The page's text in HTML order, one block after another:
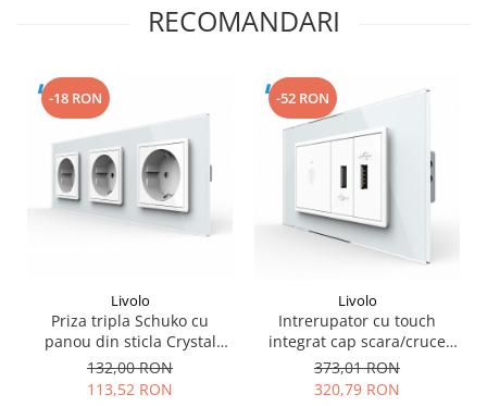
RECOMANDARI
-18 RON
Livolo
Priza tripla Schuko cu
panou din sticla Crystal
Livolo
132,00 RON
113,52 RON
-52 RON
Livolo
Intrerupator cu touch
integrat cap scara/cruce
Zigbee si priza dubla USB,
4M, cu rama sticla Livolo
373,01 RON
320,79 RON